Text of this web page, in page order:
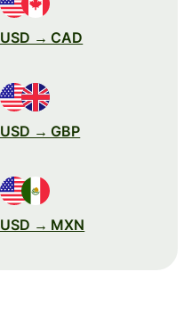
USD → CAD
USD → GBP
USD → MXN